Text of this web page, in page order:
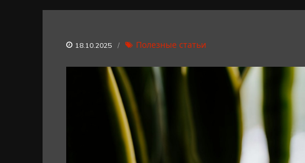
18.10.2025 Полезные статьи